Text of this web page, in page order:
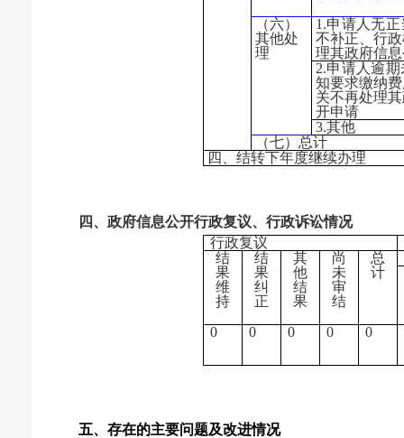
（六）
其他处
理
1.申请人无
不补正、行
理其政府信
2.申请人逾
知要求缴纳
关不再处理
开申请
3.其他
（七）总计
四、结转下年度继续办理
四、政府信息公开行政复议、行政诉讼情况
行政复议
结
果
维
持
结
果
纠
正
其
他
结
果
尚
未
审
结
总
计
0 0 0 0 0
五、存在的主要问题及改进情况